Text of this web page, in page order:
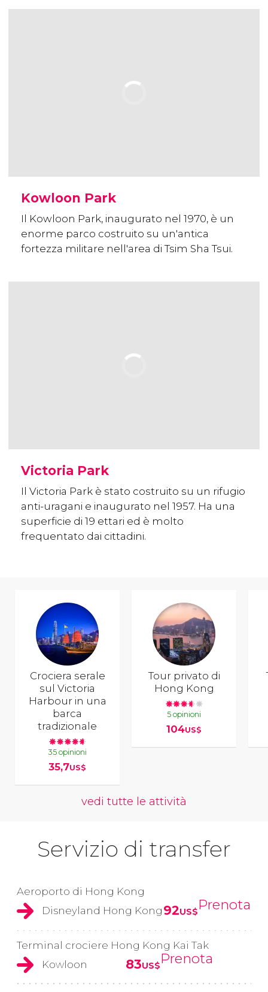
Kowloon Park
Il Kowloon Park, inaugurato nel 1970, è un
enorme parco costruito su un'antica
fortezza militare nell'area di Tsim Sha Tsui.
Victoria Park
Il Victoria Park è stato costruito su un rifugio
anti-uragani e inaugurato nel 1957. Ha una
superficie di 19 ettari ed è molto
frequentato dai cittadini.
Crociera serale
sul Victoria
Harbour in una
barca
tradizionale
35 opinioni
35,7US$
Tour privato di
Hong Kong
5 opinioni
104US$
vedi tutte le attività
Servizio di transfer
Aeroporto di Hong Kong
Disneyland Hong Kong 92US$Prenota
Terminal crociere Hong Kong Kai Tak
Kowloon
83US$Prenota